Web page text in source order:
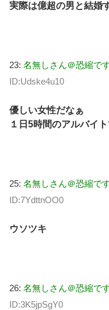
実際は億超の男と結婚
23: 名無しさん＠恐縮で
ID:Udske4u10
優しい女性だなぁ
１日5時間のアルバイ
25: 名無しさん＠恐縮で
ID:7YdttnOO0
ウソツキ
26: 名無しさん＠恐縮で
ID:3K5jpSgY0